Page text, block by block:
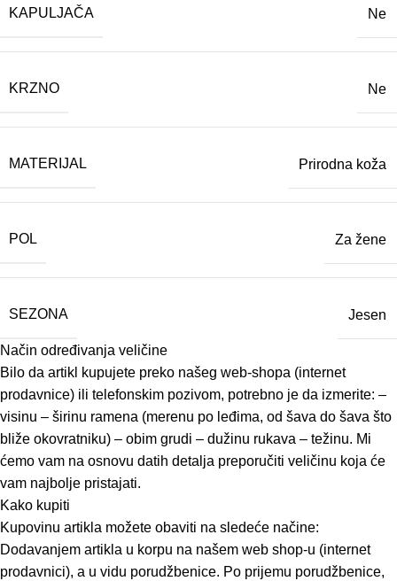
KAPULJAČA Ne
KRZNO Ne
MATERIJAL Prirodna koža
POL Za žene
SEZONA Jesen
Način određivanja veličine
Bilo da artikl kupujete preko našeg web-shopa (internet
prodavnice) ili telefonskim pozivom, potrebno je da izmerite: –
visinu – širinu ramena (merenu po leđima, od šava do šava što
bliže okovratniku) – obim grudi – dužinu rukava – težinu. Mi
ćemo vam na osnovu datih detalja preporučiti veličinu koja će
vam najbolje pristajati.
Kako kupiti
Kupovinu artikla možete obaviti na sledeće načine:
Dodavanjem artikla u korpu na našem web shop-u (internet
prodavnici), a u vidu porudžbenice. Po prijemu porudžbenice,